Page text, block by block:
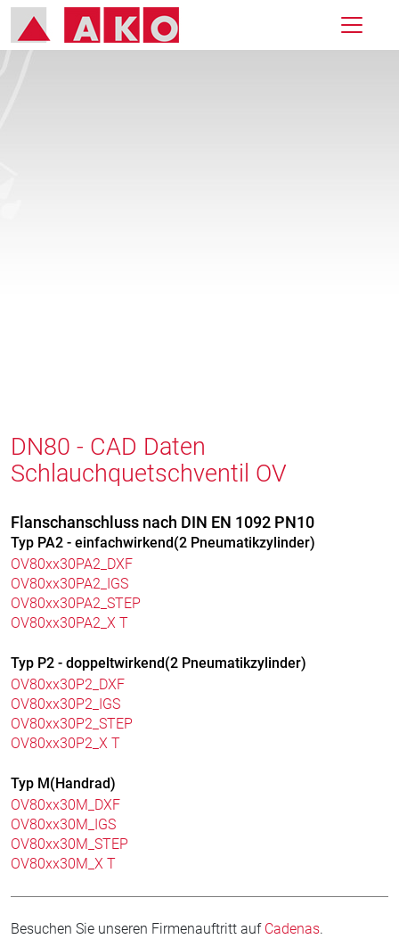
DN80 - CAD Daten
Schlauchquetschventil OV
Flanschanschluss nach DIN EN 1092 PN10
Typ PA2 - einfachwirkend(2 Pneumatikzylinder)
OV80xx30PA2_DXF
OV80xx30PA2_IGS
OV80xx30PA2_STEP
OV80xx30PA2_X T
Typ P2 - doppeltwirkend(2 Pneumatikzylinder)
OV80xx30P2_DXF
OV80xx30P2_IGS
OV80xx30P2_STEP
OV80xx30P2_X T
Typ M(Handrad)
OV80xx30M_DXF
OV80xx30M_IGS
OV80xx30M_STEP
OV80xx30M_X T
Besuchen Sie unseren Firmenauftritt auf Cadenas.